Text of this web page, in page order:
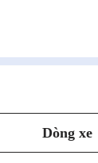
Dòng xe